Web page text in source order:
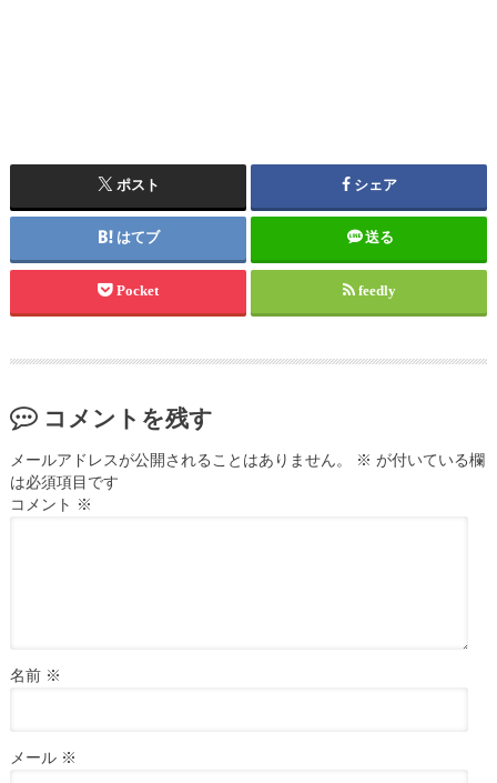
ポスト シェア
はてブ 送る
Pocket feedly
コメントを残す
メールアドレスが公開されることはありません。 ※ が付いている欄
は必須項目です
コメント ※
名前 ※
メール ※